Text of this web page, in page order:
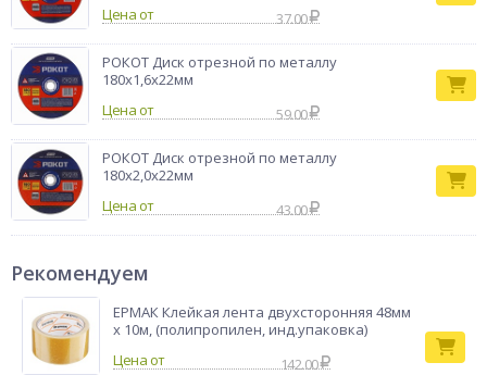
Цена от
37.00
РОКОТ Диск отрезной по металлу
180х1,6х22мм
Цена от
59.00
РОКОТ Диск отрезной по металлу
180х2,0х22мм
Цена от
43.00
Рекомендуем
ЕРМАК Клейкая лента двухсторонняя 48мм
х 10м, (полипропилен, инд.упаковка)
142.00